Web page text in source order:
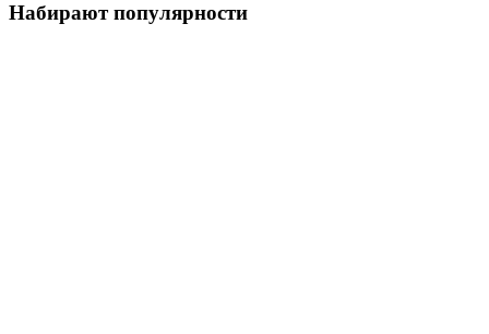
Набирают популярности